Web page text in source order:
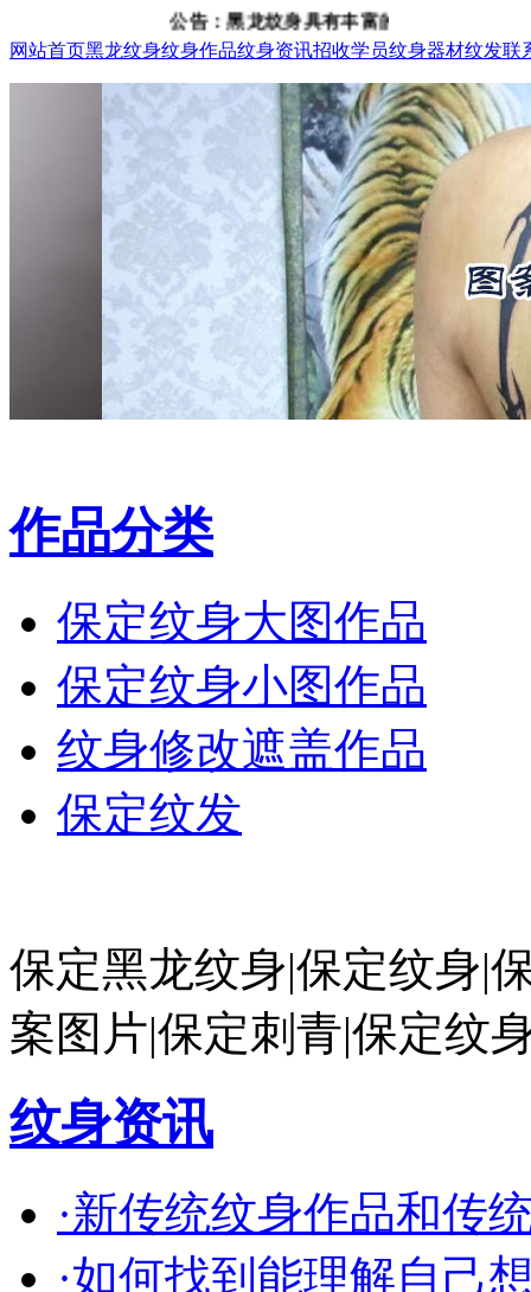
公告：黑龙纹身具有丰富的纹身、纹发经验，
网站首页黑龙纹身纹身作品纹身资讯招收学员纹身器材纹发联
作品分类
保定纹身大图作品
保定纹身小图作品
纹身修改遮盖作品
保定纹发
保定黑龙纹身|保定纹身|
案图片|保定刺青|保定纹
纹身资讯
·新传统纹身作品和传
·如何找到能理解自己